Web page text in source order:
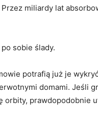
miliardy lat
sobie ślady.
potrafią już je
domami. Jeśli
orbity, prawdopodobnie